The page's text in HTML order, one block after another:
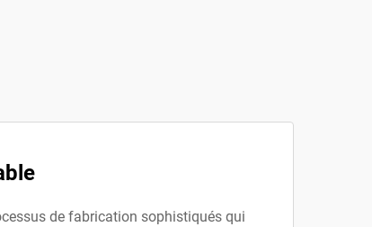
de fabrication sophistiqués qui